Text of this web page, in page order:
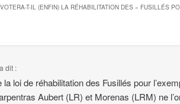
T-IL (ENFIN) LA RÉHABILITATION DES « FUSILLÉS
a dit :
la loi de réhabilitation des Fusillés pour
Aubert (LR) et Morenas (LRM) ne